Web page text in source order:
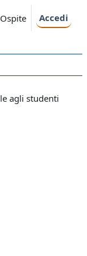
Ospite Accedi
agli studenti